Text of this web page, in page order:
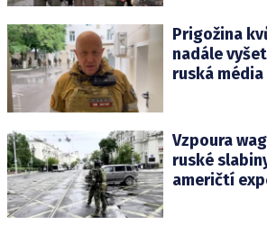
Prigožina
nadále
ruská média
Vzpoura
ruské
američtí